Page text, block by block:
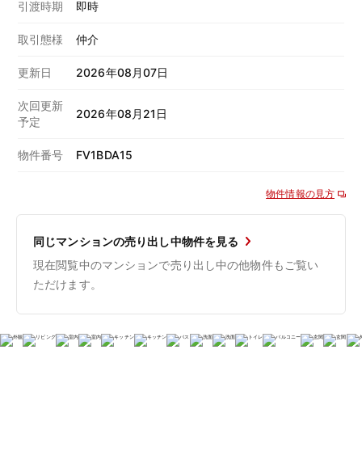
引渡時期 即時
取引態様 仲介
更新日 2026年08月07日
次回更新
予定
2026年08月21日
物件番号 FV1BDA15
物件情報の見方
同じマンションの売り出し中物件を見る
現在閲覧中のマンションで売り出し中の他物件もご覧い
ただけます。